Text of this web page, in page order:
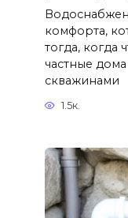
комфорта,
тогда, когда
частные
скважинами
1.5к.